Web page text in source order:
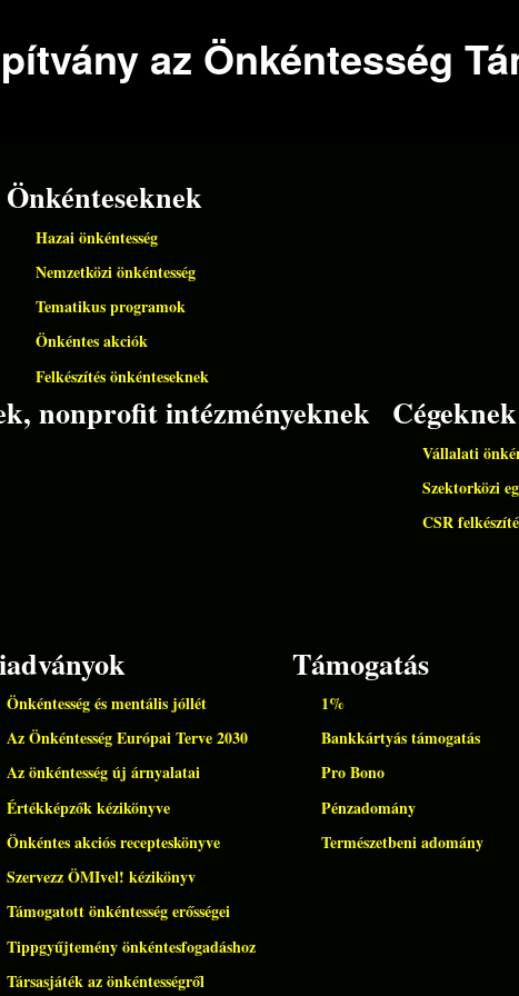
tartalomra
az Önkéntesség
Önkénteseknek
Hazai önkéntesség
Nemzetközi önkéntesség
Tematikus programok
Önkéntes akciók
Felkészítés önkénteseknek
nonprofit intézményeknek Cégeknek
Vállalati
Szektorközi
CSR
Önkéntesség és mentális jóllét
Az Önkéntesség Európai Terve 2030
Az önkéntesség új árnyalatai
Értékképzők kézikönyve
Önkéntes akciós recepteskönyve
Szervezz ÖMIvel! kézikönyv
Támogatott önkéntesség erősségei
Tippgyűjtemény önkéntesfogadáshoz
Társasjáték az önkéntességről
Támogatás
1%
Bankkártyás támogatás
Pro Bono
Pénzadomány
Természetbeni adomány